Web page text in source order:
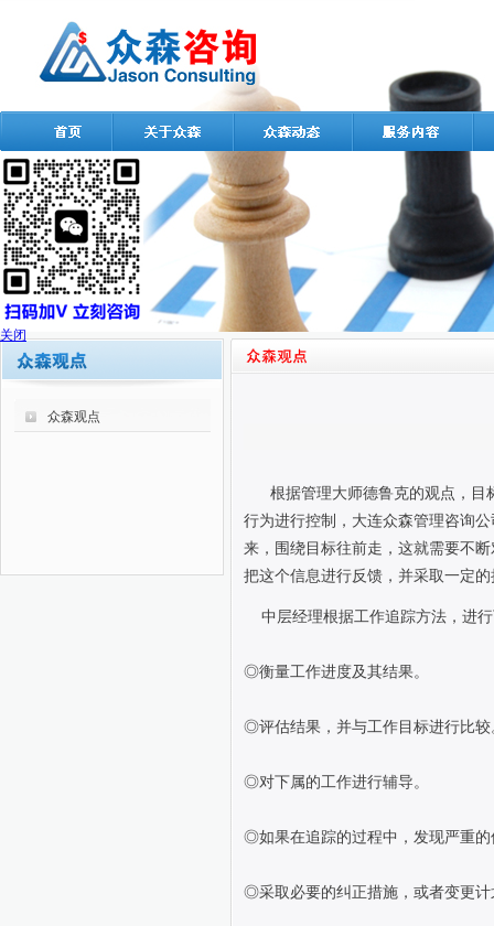
众森观点
根据管理大师德鲁克的观点，目
行为进行控制，大连众森管理咨询
来，围绕目标往前走，这就需要不
把这个信息进行反馈，并采取一定
中层经理根据工作追踪方法，进
◎衡量工作进度及其结果。
◎评估结果，并与工作目标进行比较
◎对下属的工作进行辅导。
◎如果在追踪的过程中，发现严重
◎采取必要的纠正措施，或者变更计
关闭